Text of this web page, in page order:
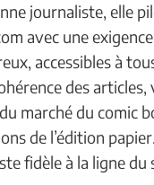
journaliste, elle
avec une
accessibles à
des
marché du comic
de l’édition
fidèle à la ligne du